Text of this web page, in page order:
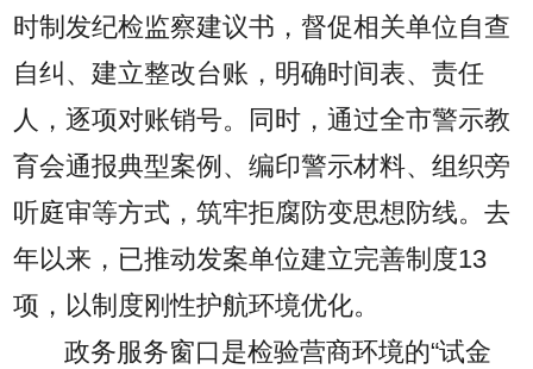
时制发纪检监察建议书，督促相关单位自查
自纠、建立整改台账，明确时间表、责任
人，逐项对账销号。同时，通过全市警示教
育会通报典型案例、编印警示材料、组织旁
听庭审等方式，筑牢拒腐防变思想防线。去
年以来，已推动发案单位建立完善制度13
项，以制度刚性护航环境优化。
政务服务窗口是检验营商环境的“试金